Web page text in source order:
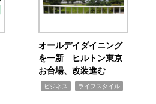
オールデイダイニング
を一新 ヒルトン東京
お台場、改装進む
ビジネス ライフスタイル